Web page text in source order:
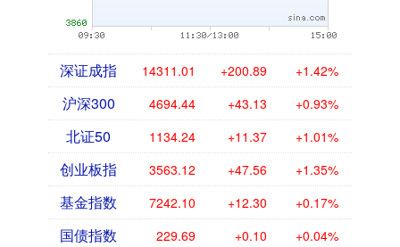
深证成指 14311.01 +200.89 +1.42%
沪深300 4694.44 +43.13 +0.93%
北证50 1134.24 +11.37 +1.01%
创业板指 3563.12 +47.56 +1.35%
基金指数 7242.10 +12.30 +0.17%
国债指数 229.69 +0.10 +0.04%